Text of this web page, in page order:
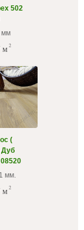
502
мм
м 2
(
мм.
м 2